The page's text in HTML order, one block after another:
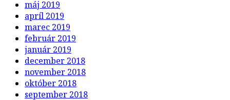
máj 2019
apríl 2019
marec 2019
február 2019
január 2019
december 2018
november 2018
október 2018
september 2018